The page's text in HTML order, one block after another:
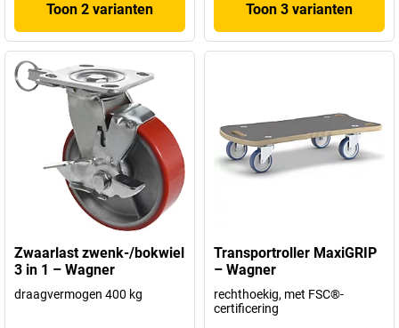
Toon 2 varianten Toon 3 varianten
Zwaarlast zwenk-/bokwiel
3 in 1 – Wagner
draagvermogen 400 kg
Transportroller MaxiGRIP
– Wagner
rechthoekig, met FSC®-
certificering